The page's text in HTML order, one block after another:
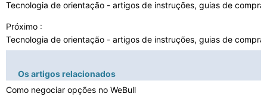
Tecnologia de orientação - artigos de instruções, guias de
Próximo :
Tecnologia de orientação - artigos de instruções, guias de
Os artigos relacionados
Como negociar opções no WeBull